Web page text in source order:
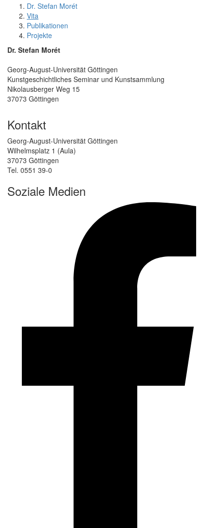
Dr. Stefan Morét
Vita
Publikationen
Projekte
Dr. Stefan Morét
Georg-August-Universität Göttingen
Kunstgeschichtliches Seminar und Kunstsammlung
Nikolausberger Weg 15
37073 Göttingen
Kontakt
Georg-August-Universität Göttingen
Wilhelmsplatz 1 (Aula)
37073 Göttingen
Tel. 0551 39-0
Soziale Medien